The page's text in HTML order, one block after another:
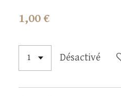
1,00 €
Désactivé